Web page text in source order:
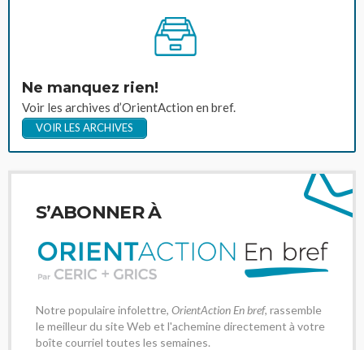
Ne manquez rien!
Voir les archives d’OrientAction en bref.
VOIR LES ARCHIVES
S’ABONNER À
Notre populaire infolettre, OrientAction En bref, rassemble
le meilleur du site Web et l'achemine directement à votre
boîte courriel toutes les semaines.